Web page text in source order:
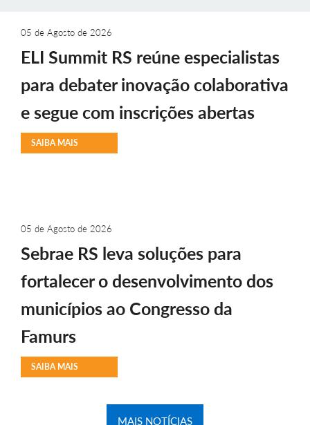
05 de Agosto de 2026
ELI Summit RS reúne especialistas
para debater inovação colaborativa
e segue com inscrições abertas
SAIBA MAIS
05 de Agosto de 2026
Sebrae RS leva soluções para
fortalecer o desenvolvimento dos
municípios ao Congresso da
Famurs
SAIBA MAIS
MAIS NOTÍCIAS